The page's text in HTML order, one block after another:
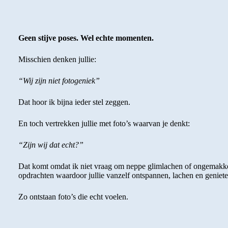
Geen stijve poses. Wel echte momenten.
Misschien denken jullie:
“Wij zijn niet fotogeniek”
Dat hoor ik bijna ieder stel zeggen.
En toch vertrekken jullie met foto’s waarvan je denkt:
“Zijn wij dat echt?”
Dat komt omdat ik niet vraag om neppe glimlachen of
opdrachten waardoor jullie vanzelf ontspannen, lachen en
Zo ontstaan foto’s die echt voelen.